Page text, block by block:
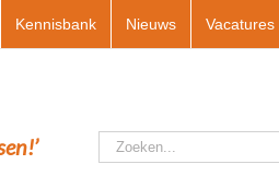
Kennisbank Nieuws Vacatures
Zoeken
naar: